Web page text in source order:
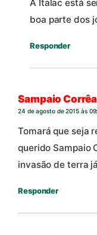
A Italac está
boa parte dos
Responder
Sampaio
24 de agosto de 2015 às
Tomará que seja
querido Sampaio
invasão de terra
Responder